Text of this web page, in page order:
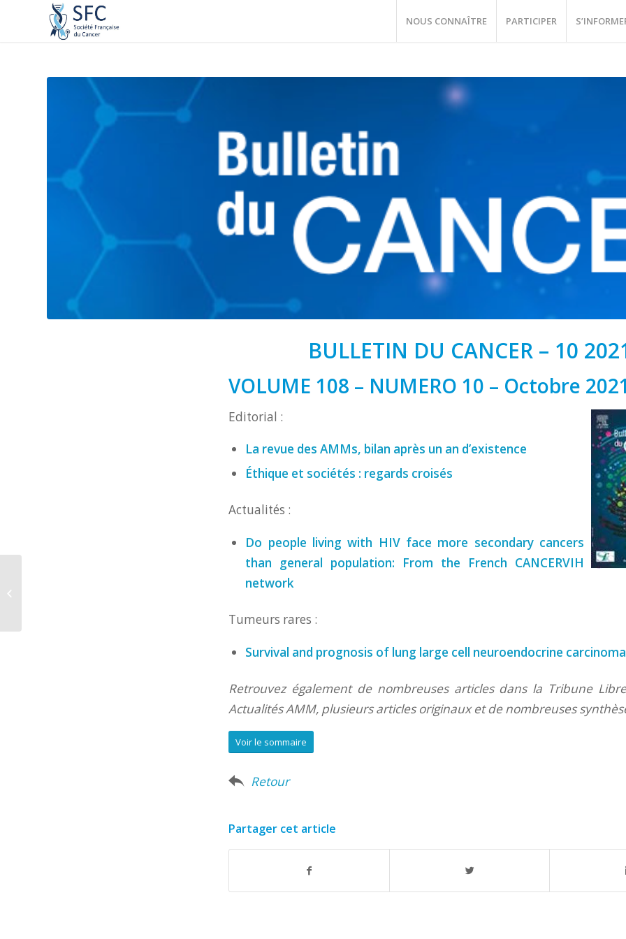
NOUS CONNAÎTRE PARTICIPER
BULLETIN DU CANCER – 10
VOLUME 108 – NUMERO 10 – Octobre
Editorial :
La revue des AMMs, bilan après un an d’existence
Éthique et sociétés : regards croisés
Actualités :
Do people living with HIV face more secondary cancers
than general population: From the French CANCERVIH
network
Tumeurs rares :
Survival and prognosis of lung large cell neuroendocrine carcinoma
Retrouvez également de nombreuses articles dans la Tribune
Actualités AMM, plusieurs articles originaux et de nombreuses
Voir le sommaire
Retour
Partager cet article